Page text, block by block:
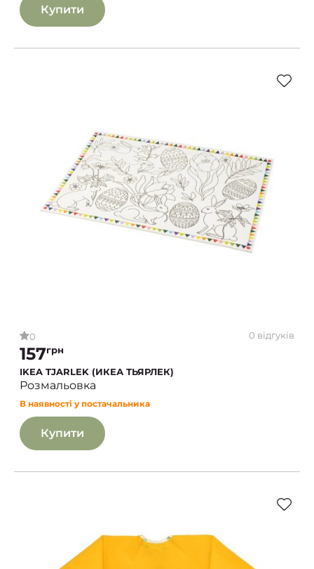
Купити
0 0 відгуків
157грн
IKEA TJARLEK (ИКЕА ТЬЯРЛЕК)
Розмальовка
В наявності у постачальника
Купити